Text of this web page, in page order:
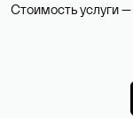
Стоимость услуги —